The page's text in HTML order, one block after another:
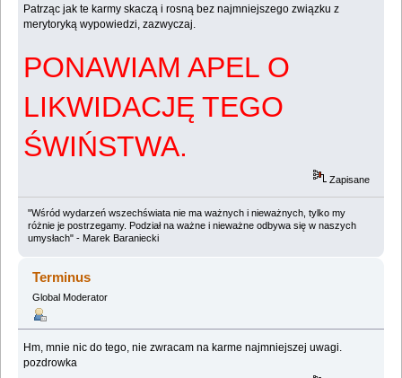
Patrząc jak te karmy skaczą i rosną bez najmniejszego związku z
merytoryką wypowiedzi, zazwyczaj.
PONAWIAM APEL O
LIKWIDACJĘ TEGO
ŚWIŃSTWA.
Zapisane
"Wśród wydarzeń wszechświata nie ma ważnych i nieważnych, tylko my
różnie je postrzegamy. Podział na ważne i nieważne odbywa się w naszych
umysłach" - Marek Baraniecki
Terminus
Global Moderator
Hm, mnie nic do tego, nie zwracam na karme najmniejszej uwagi.
pozdrowka